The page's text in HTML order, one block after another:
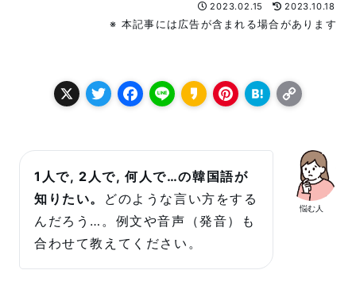
2023.02.15 2023.10.18
※ 本記事には広告が含まれる場合があります
X T
it
t
e
r
F
c
e
b
o
o
k
L
n
e
K
k
a
o
P
n
t
e
r
s
H
p
y
L
悩む人
1人で, 2人で, 何人で…の韓国語が
知りたい。 どのような言い方をする
んだろう…。例文や音声（発音）も
合わせて教えてください。